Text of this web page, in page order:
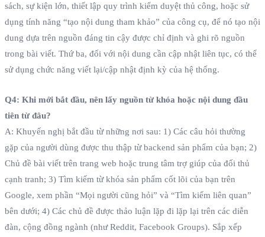
sách, sự kiện lớn, thiết lập quy trình kiểm duyệt thủ công, hoặc sử
dụng tính năng “tạo nội dung tham khảo” của công cụ, để nó tạo nội
dung dựa trên nguồn đáng tin cậy được chỉ định và ghi rõ nguồn
trong bài viết. Thứ ba, đối với nội dung cần cập nhật liên tục, có thể
sử dụng chức năng viết lại/cập nhật định kỳ của hệ thống.
Q4: Khi mới bắt đầu, nên lấy nguồn từ khóa hoặc nội dung đầu
tiên từ đâu?
A: Khuyến nghị bắt đầu từ những nơi sau: 1) Các câu hỏi thường
gặp của người dùng được thu thập từ backend sản phẩm của bạn; 2)
Chủ đề bài viết trên trang web hoặc trung tâm trợ giúp của đối thủ
cạnh tranh; 3) Tìm kiếm từ khóa sản phẩm cốt lõi của bạn trên
Google, xem phần “Mọi người cũng hỏi” và “Tìm kiếm liên quan”
bên dưới; 4) Các chủ đề được thảo luận lặp đi lặp lại trên các diễn
đàn, cộng đồng ngành (như Reddit, Facebook Groups). Sắp xếp